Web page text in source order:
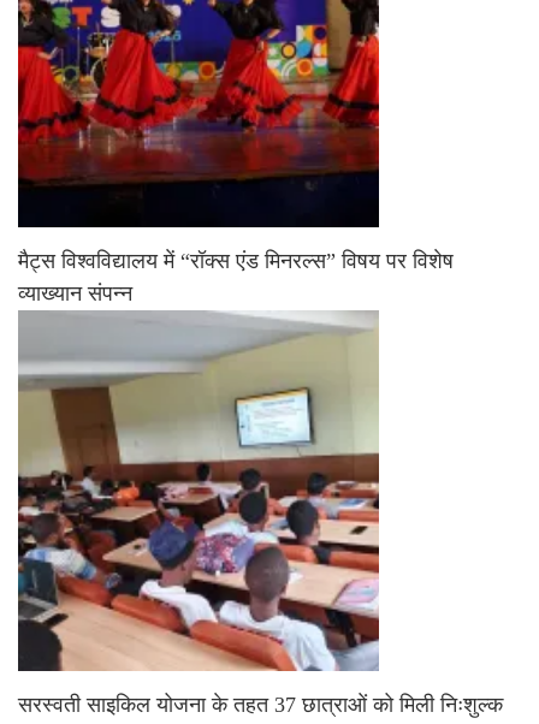
मैट्स विश्वविद्यालय में “रॉक्स एंड मिनरल्स” विषय पर विशेष
व्याख्यान संपन्न
सरस्वती साइकिल योजना के तहत 37 छात्राओं को मिली निःशुल्क